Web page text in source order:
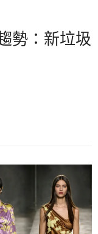
勢：新垃圾